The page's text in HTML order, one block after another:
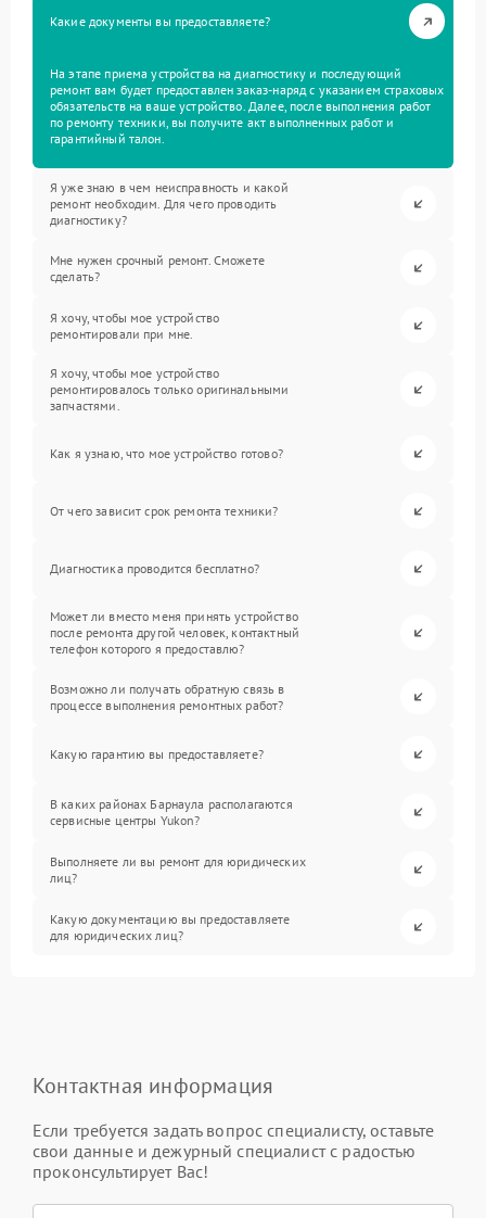
Какие документы вы предоставляете?
На этапе приема устройства на диагностику и последующий
ремонт вам будет предоставлен заказ-наряд с указанием страховых
обязательств на ваше устройство. Далее, после выполнения работ
по ремонту техники, вы получите акт выполненных работ и
гарантийный талон.
Я уже знаю в чем неисправность и какой
ремонт необходим. Для чего проводить
диагностику?
Мне нужен срочный ремонт. Сможете
сделать?
Я хочу, чтобы мое устройство
ремонтировали при мне.
Я хочу, чтобы мое устройство
ремонтировалось только оригинальными
запчастями.
Как я узнаю, что мое устройство готово?
От чего зависит срок ремонта техники?
Диагностика проводится бесплатно?
Может ли вместо меня принять устройство
после ремонта другой человек, контактный
телефон которого я предоставлю?
Возможно ли получать обратную связь в
процессе выполнения ремонтных работ?
Какую гарантию вы предоставляете?
В каких районах Барнаула располагаются
сервисные центры Yukon?
Выполняете ли вы ремонт для юридических
лиц?
Какую документацию вы предоставляете
для юридических лиц?
Контактная информация
Если требуется задать вопрос специалисту, оставьте
свои данные и дежурный специалист с радостью
проконсультирует Вас!